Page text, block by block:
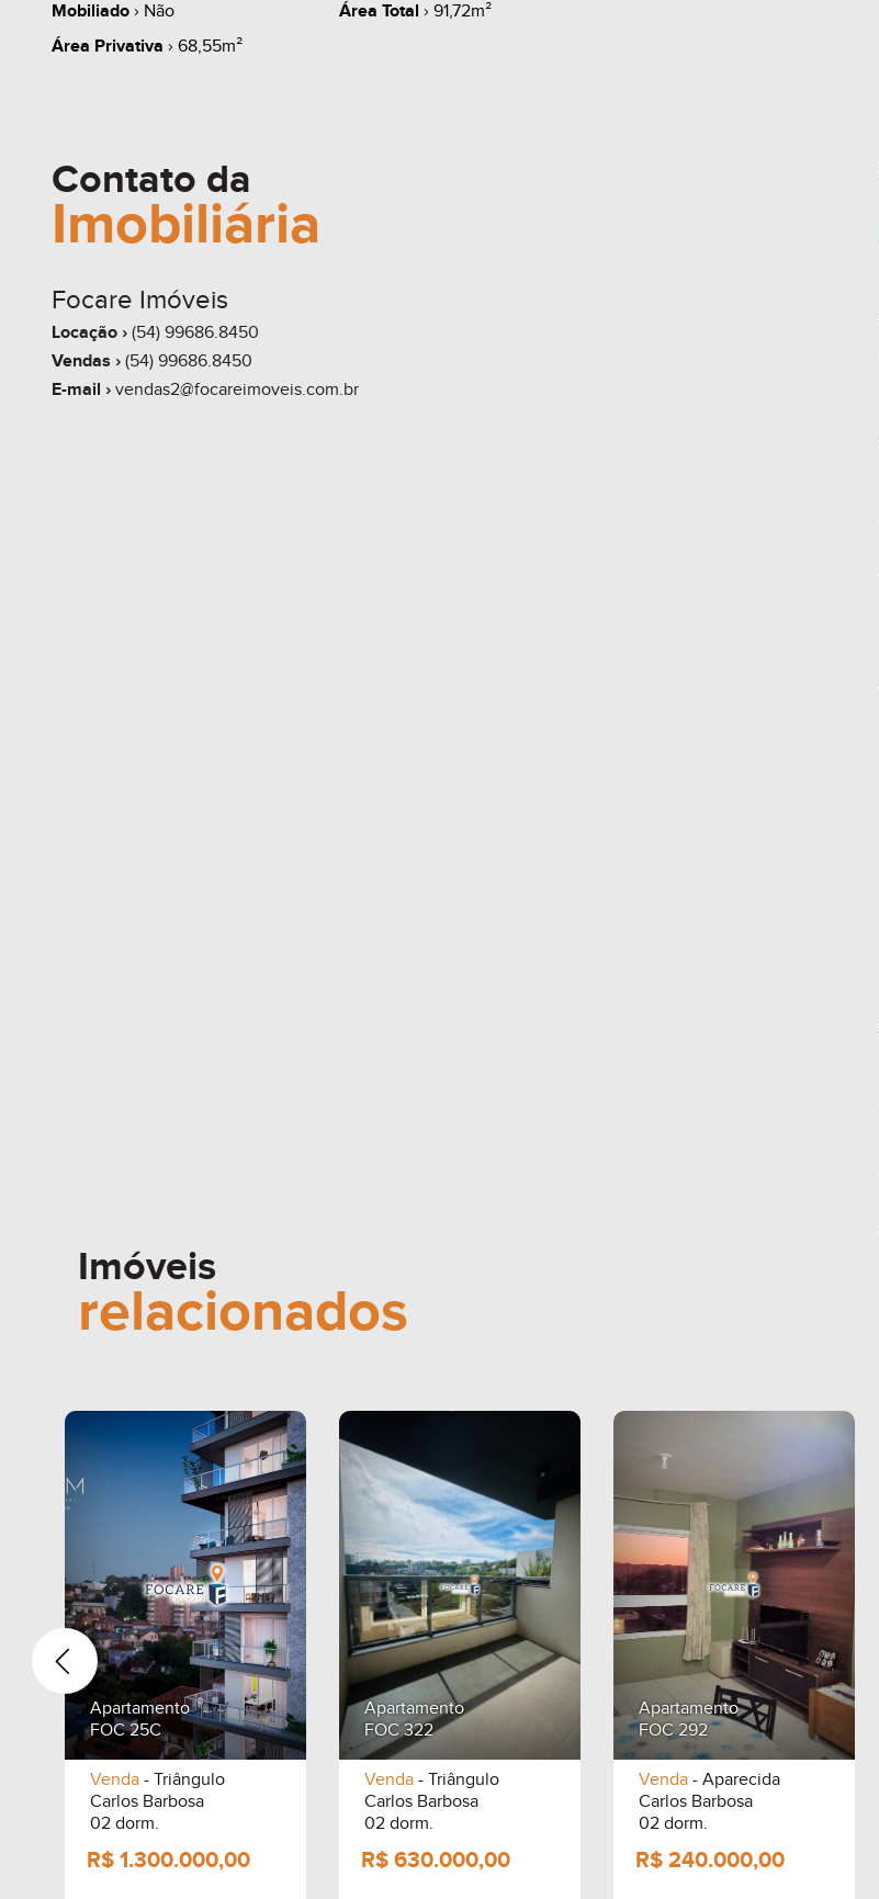
Mobiliado › Não Área Total › 91,72m²
Área Privativa › 68,55m²
Contato da
Imobiliária
Focare Imóveis
Locação ›(54) 99686.8450
Vendas ›(54) 99686.8450
E-mail ›vendas2@focareimoveis.com.br
Imóveis
relacionados
Apartamento
FOC 25C
Venda- Triângulo
Carlos Barbosa
02 dorm.
Apartamento
FOC 322
Venda- Triângulo
Carlos Barbosa
02 dorm.
Apartamento
FOC 292
Venda- Aparecida
Carlos Barbosa
02 dorm.